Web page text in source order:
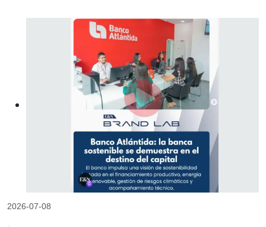
2026-07-08